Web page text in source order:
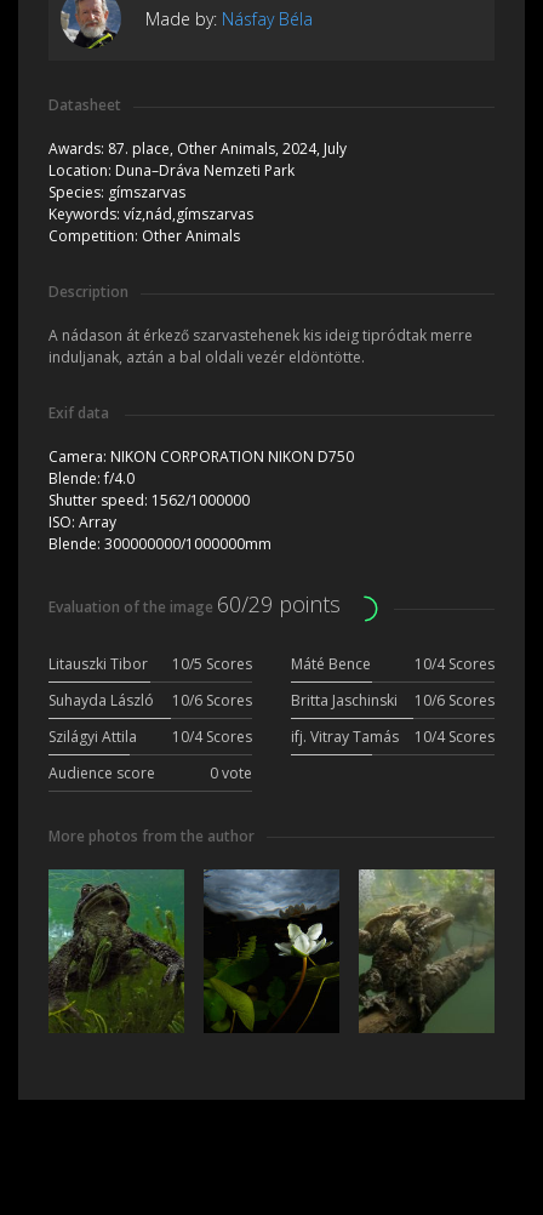
Made by: Násfay Béla
Datasheet
Awards: 87. place, Other Animals, 2024, July
Location: Duna–Dráva Nemzeti Park
Species: gímszarvas
Keywords: víz,nád,gímszarvas
Competition: Other Animals
Description
A nádason át érkező szarvastehenek kis ideig tipródtak merre
induljanak, aztán a bal oldali vezér eldöntötte.
Exif data
Camera: NIKON CORPORATION NIKON D750
Blende:f/4.0
Shutter speed: 1562/1000000
ISO: Array
Blende: 300000000/1000000mm
Evaluation of the image 60/29 points
Litauszki Tibor 10/5 Scores Máté Bence
10/4 Scores
Suhayda László
10/6 Scores Britta Jaschinski
10/6 Scores
Szilágyi Attila
10/4 Scores ifj. Vitray Tamás
10/4 Scores
Audience score
0 vote
More photos from the author